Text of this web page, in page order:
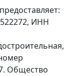
ИНН
Общество